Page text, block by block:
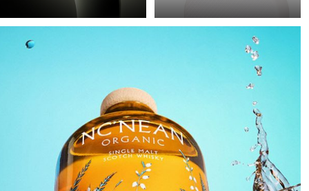
Précision en noir
consiste à transformer
un objet technique en
flotter dans l’obscurité.
considéré comme un
simple arrière-plan vide,
mais comme un espace
actif dans lequel la
d’image en photographie
e-commerce est
souvent justifiée par la
pression du temps :
peu de temps. On se
contente alors de «
rendre l’image plus
claire » – mais on peut
rarement parler d’un